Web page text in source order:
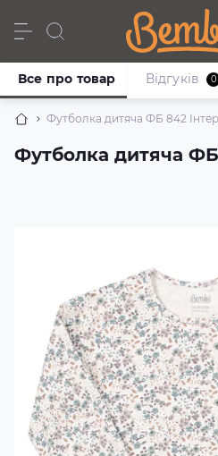
Дівчата Хлопці
Футболка дитяча ФБ 842
Футболка дитяча
Все про товар Відгуків 0